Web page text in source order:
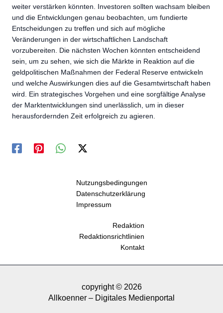
weiter verstärken könnten. Investoren sollten wachsam bleiben
und die Entwicklungen genau beobachten, um fundierte
Entscheidungen zu treffen und sich auf mögliche
Veränderungen in der wirtschaftlichen Landschaft
vorzubereiten. Die nächsten Wochen könnten entscheidend
sein, um zu sehen, wie sich die Märkte in Reaktion auf die
geldpolitischen Maßnahmen der Federal Reserve entwickeln
und welche Auswirkungen dies auf die Gesamtwirtschaft haben
wird. Ein strategisches Vorgehen und eine sorgfältige Analyse
der Marktentwicklungen sind unerlässlich, um in dieser
herausfordernden Zeit erfolgreich zu agieren.
Nutzungsbedingungen
Datenschutzerklärung
Impressum
Redaktion
Redaktionsrichtlinien
Kontakt
copyright © 2026
Allkoenner – Digitales Medienportal